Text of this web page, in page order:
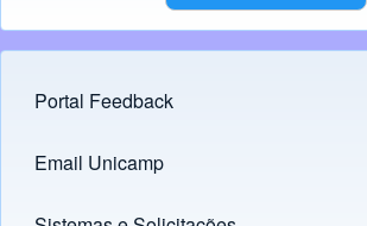
Footer menu
Portal Feedback
Links
Email Unicamp
(opens in new tab)